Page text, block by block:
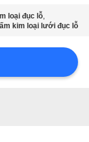
loại đục lỗ,
kim loại lưới đục lỗ